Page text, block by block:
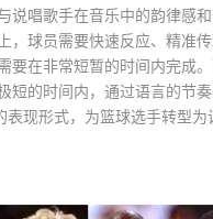
说唱歌手在音乐中的韵律感
，球员需要快速反应、精准
要在非常短暂的时间内完成
短的时间内，通过语言的节奏
表现形式，为篮球选手转型